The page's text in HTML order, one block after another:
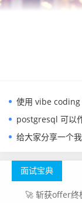
使用 vibe coding 写
postgresql 可以
给大家分享一个
面试宝典
🚀 斩获offer终